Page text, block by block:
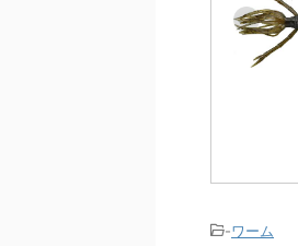
-ワーム